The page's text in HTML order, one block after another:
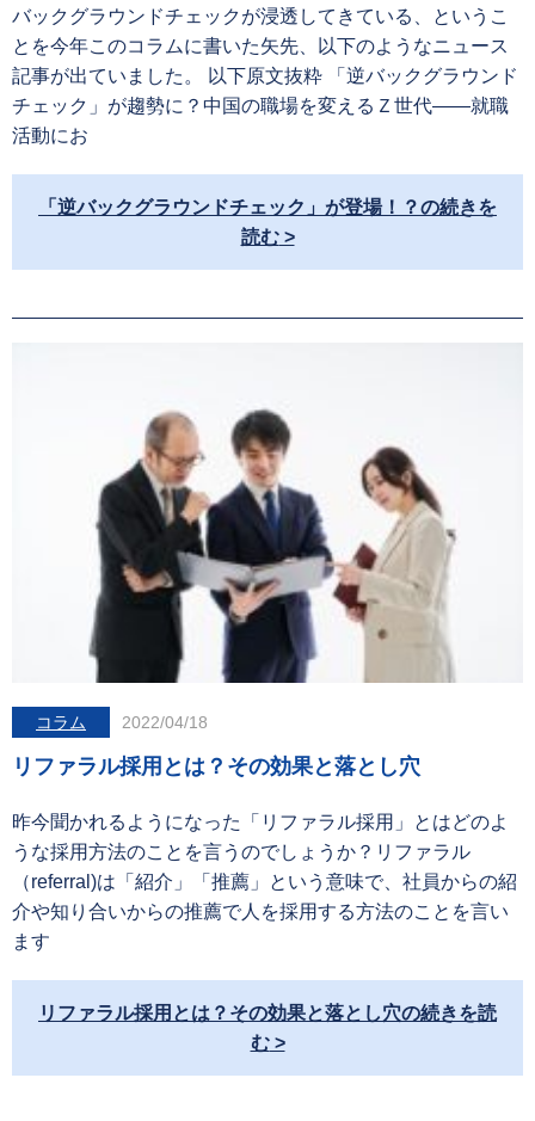
バックグラウンドチェックが浸透してきている、というこ
とを今年このコラムに書いた矢先、以下のようなニュース
記事が出ていました。 以下原文抜粋 「逆バックグラウンド
チェック」が趨勢に？中国の職場を変えるＺ世代――就職
活動にお
「逆バックグラウンドチェック」が登場！？の続きを
読む
コラム 2022/04/18
リファラル採用とは？その効果と落とし穴
昨今聞かれるようになった「リファラル採用」とはどのよ
うな採用方法のことを言うのでしょうか？リファラル
（referral)は「紹介」「推薦」という意味で、社員からの紹
介や知り合いからの推薦で人を採用する方法のことを言い
ます
リファラル採用とは？その効果と落とし穴の続きを読
む